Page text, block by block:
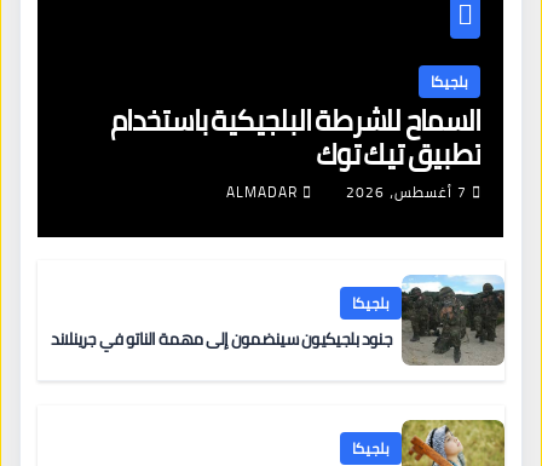
بلجيكا
السماح للشرطة البلجيكية باستخدام
تطبيق تيك توك
7 أغسطس، 2026 ALMADAR
بلجيكا
جنود بلجيكيون سينضمون إلى مهمة الناتو في جرينلاند
بلجيكا